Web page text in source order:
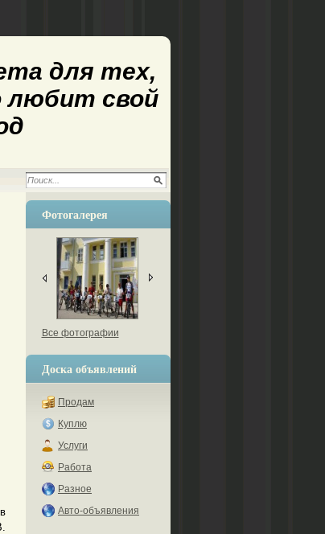
для тех,
любит свой
Фотогалерея
Все фотографии
Доска объявлений
Продам
Куплю
Услуги
Работа
Разное
Авто-объявления